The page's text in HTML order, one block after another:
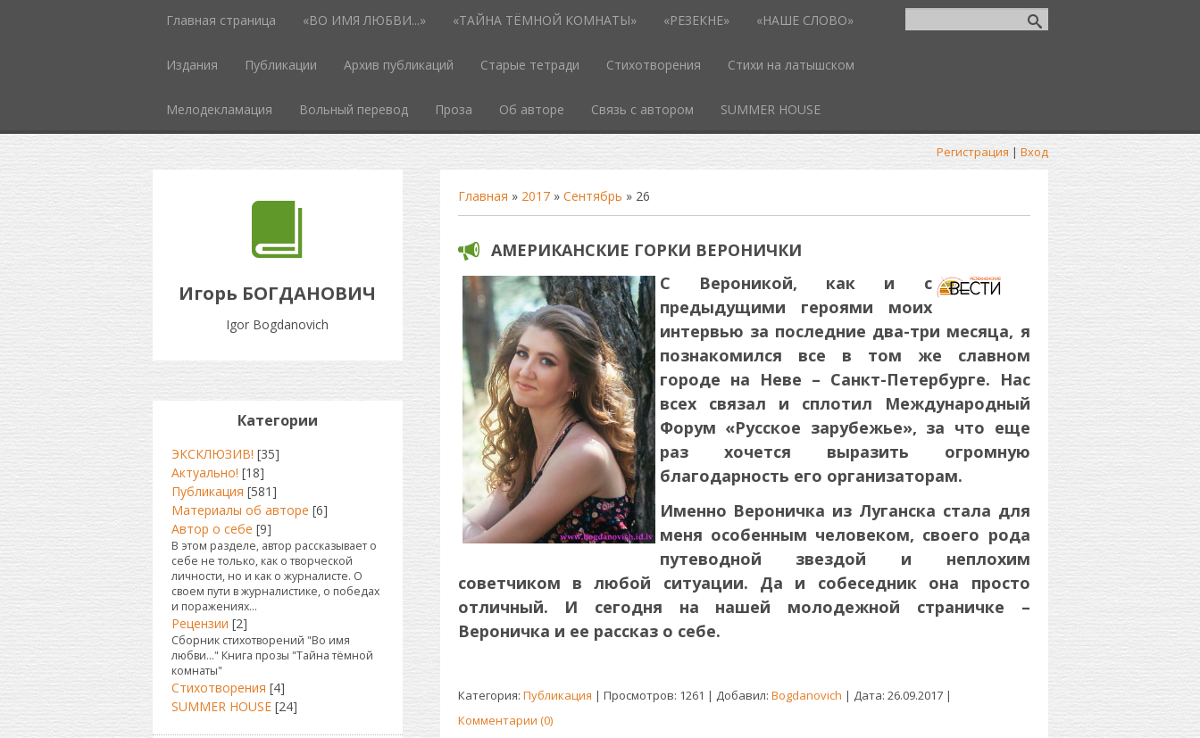
Главная страница «ВО ИМЯ ЛЮБВИ...» «ТАЙНА ТЁМНОЙ КОМНАТЫ» «РЕЗЕКНЕ» «НАШЕ СЛОВО»
Издания Публикации Архив публикаций Старые тетради Стихотворения Стихи на латышском
Мелодекламация Вольный перевод Проза Об авторе Связь с автором SUMMER HOUSE
Регистрация | Вход
Игорь БОГДАНОВИЧ
Igor Bogdanovich
Главная » 2017 » Сентябрь » 26
АМЕРИКАНСКИЕ ГОРКИ ВЕРОНИЧКИ
С Вероникой, как и с
предыдущими героями моих
интервью за последние два-три месяца, я
познакомился все в том же славном
городе на Неве – Санкт-Петербурге. Нас
всех связал и сплотил Международный
Форум «Русское зарубежье», за что еще
раз хочется выразить огромную
благодарность его организаторам.
Именно Вероничка из Луганска стала для
меня особенным человеком, своего рода
путеводной звездой и неплохим
советчиком в любой ситуации. Да и собеседник она просто
отличный. И сегодня на нашей молодежной страничке –
Вероничка и ее рассказ о себе.
Категория: Публикация | Просмотров: 1261 | Добавил: Bogdanovich | Дата: 26.09.2017|
Комментарии (0)
Категории
ЭКСКЛЮЗИВ! [35]
Актуально! [18]
Публикация [581]
Материалы об авторе [6]
Автор о себе [9]
В этом разделе, автор рассказывает о
себе не только, как о творческой
личности, но и как о журналисте. О
своем пути в журналистике, о победах
и поражениях...
Рецензии [2]
Сборник стихотворений "Во имя
любви..." Книга прозы "Тайна тёмной
комнаты"
Стихотворения [4]
SUMMER HOUSE [24]